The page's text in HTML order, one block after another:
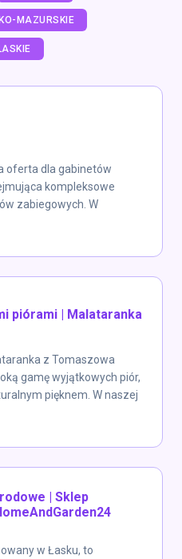
MAZURSKIE
oferta dla gabinetów
kompleksowe
zabiegowych. W
piórami | Malataranka
z Tomaszowa
gamę wyjątkowych piór,
pięknem. W naszej
| Sklep
w Łasku, to